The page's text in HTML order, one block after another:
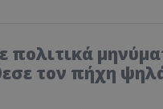
πολιτικά
τον πήχη